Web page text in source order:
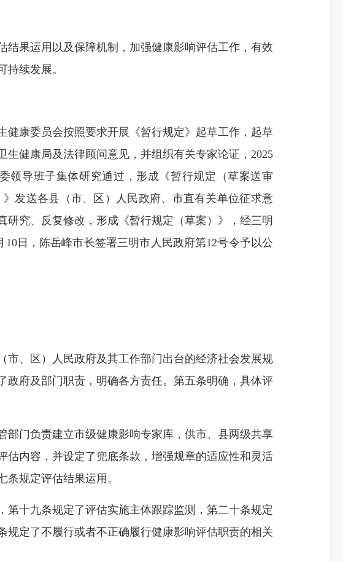
果运用以及保障机制，加强健康影响评估工作，有效
持续发展。
康委员会按照要求开展《暂行规定》起草工作，起草
健康局及法律顾问意见，并组织有关专家论证，2025
领导班子集体研究通过，形成《暂行规定（草案送审
发送各县（市、区）人民政府、市直有关单位征求意
究、反复修改，形成《暂行规定（草案）》，经三明
日，陈岳峰市长签署三明市人民政府第12号令予以公
市、区）人民政府及其工作部门出台的经济社会发展规
政府及部门职责，明确各方责任。第五条明确，具体评
部门负责建立市级健康影响专家库，供市、县两级共享
内容，并设定了兜底条款，增强规章的适应性和灵活
规定评估结果运用。
第十九条规定了评估实施主体跟踪监测，第二十条规定
定了不履行或者不正确履行健康影响评估职责的相关